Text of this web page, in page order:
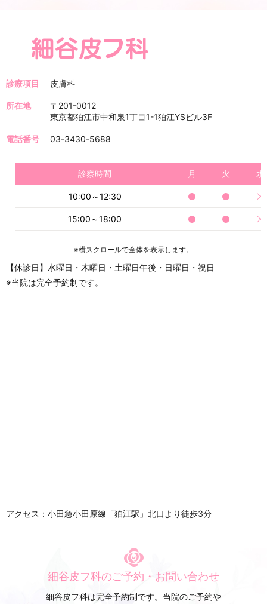
診療項目 皮膚科
所在地
〒201-0012
東京都狛江市中和泉1丁目1-1狛江YSビル3F
電話番号 03-3430-5688
診察時間 月 火 水
10:00～12:30
15:00～18:00
※横スクロールで全体を表示します。
【休診日】水曜日・木曜日・土曜日午後・日曜日・祝日
※当院は完全予約制です。
アクセス：小田急小田原線「狛江駅」北口より徒歩3分
細谷皮フ科のご予約・お問い合わせ
細谷皮フ科は完全予約制です。当院のご予約や